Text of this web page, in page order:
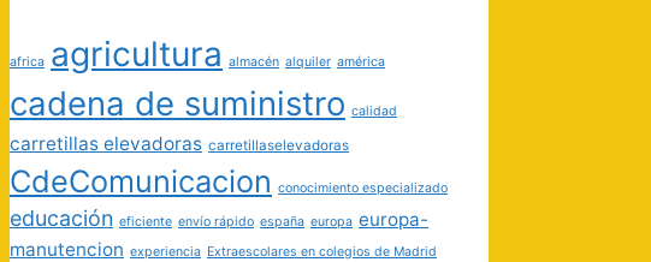
africa agricultura almacén alquiler américa
cadena de suministro calidad
carretillas elevadoras carretillaselevadoras
CdeComunicacion conocimiento especializado
educación eficiente envío rápido españa europa europa-
manutencion experiencia Extraescolares en colegios de Madrid